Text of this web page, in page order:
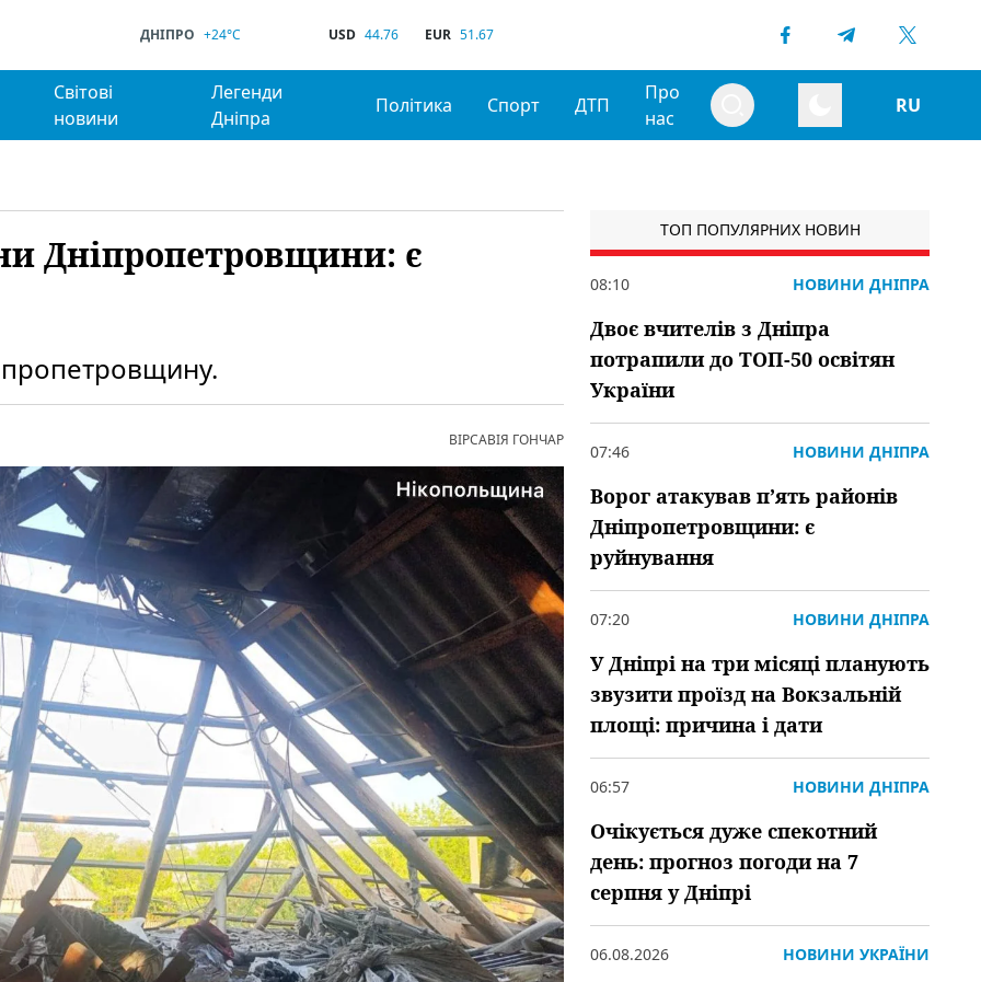
ДНІПРО +24°C USD 44.76 EUR 51.67
Світові
новини
Легенди
Дніпра
Політика Спорт ДТП
Про
нас
RU
Дніпропетровщини: є
ВІРСАВІЯ ГОНЧАР
ТОП ПОПУЛЯРНИХ НОВИН
08:10 НОВИНИ ДНІПРА
Двоє вчителів з Дніпра
потрапили до ТОП-50 освітян
України
07:46 НОВИНИ ДНІПРА
Ворог атакував пʼять районів
Дніпропетровщини: є
руйнування
07:20 НОВИНИ ДНІПРА
У Дніпрі на три місяці планують
звузити проїзд на Вокзальній
площі: причина і дати
06:57 НОВИНИ ДНІПРА
Очікується дуже спекотний
день: прогноз погоди на 7
серпня у Дніпрі
06.08.2026 НОВИНИ УКРАЇНИ